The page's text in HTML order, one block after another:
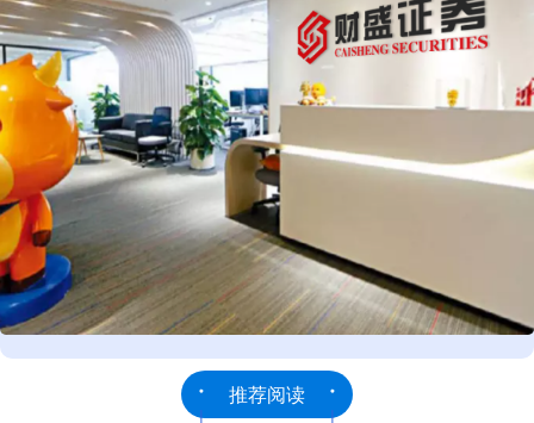
推荐阅读